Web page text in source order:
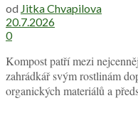
od Jitka Chvapilova
20.7.2026
0
Kompost patří mezi
zahrádkář svým rostlinám
organických materiálů a